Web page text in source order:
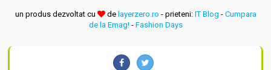
un produs dezvoltat cu de layerzero.ro - prieteni: IT Blog - Cumpara
de la Emag!- Fashion Days